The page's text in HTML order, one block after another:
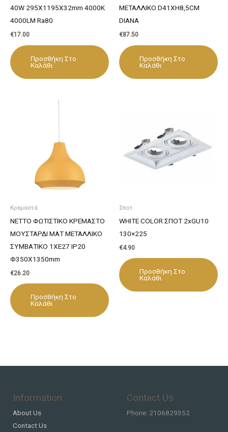
40W 295X1195X32mm 4000K
4000LM Ra80
€17.00
Προσθήκη Στο
Καλάθι
ΜΕΤΑΛΛΙΚΟ D41XH8,5CM
DIANA
€87.50
Προσθήκη Στο
Καλάθι
Κρεμαστά
NETTO ΦΩΤΙΣΤΙΚΟ ΚΡΕΜΑΣΤΟ
ΜΟΥΣΤΑΡΔΙ ΜΑΤ ΜΕΤΑΛΛΙΚΟ
ΣΥΜΒΑΤΙΚΟ 1ΧΕ27 IP20
Φ350Χ1350mm
€26.20
Προσθήκη Στο
Καλάθι
Σποτ
WHITE COLOR ΣΠΟΤ 2xGU10
130×225
€4.90
Προσθήκη Στο
Καλάθι
Information
About Us
Contact Us
Contact Us
Phone: 2106829352